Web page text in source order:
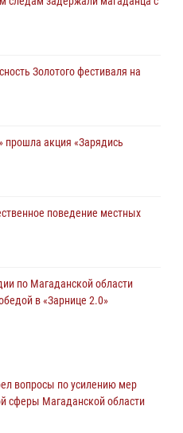
Золотого фестиваля на
прошла акция «Зарядись
поведение местных
по Магаданской области
в «Зарнице 2.0»
Магадане задержан
на Колыме
вопросы по усилению мер
сферы Магаданской области